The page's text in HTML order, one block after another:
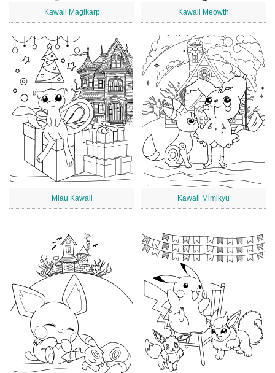
Kawaii Magikarp Kawaii Meowth
Miau Kawaii Kawaii Mimikyu